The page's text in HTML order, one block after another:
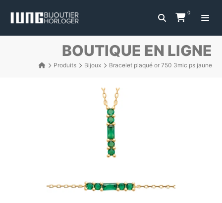
0
BOUTIQUE EN LIGNE
Produits Bijoux Bracelet plaqué or 750 3mic ps jaune